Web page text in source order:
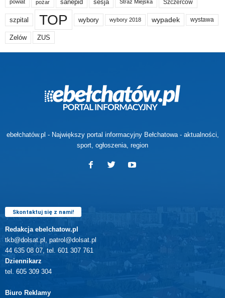
powiat pożar sanepid sesja Straż Miejska Szczerców
szpital TOP wybory wybory 2018 wypadek wystawa
Zelów ZUS
ebełchatów.pl - Największy portal informacyjny Bełchatowa - aktualności,
sport, ogłoszenia, region
Skontaktuj się z nami!
Redakcja ebelchatow.pl
tkb@dolsat.pl, patrol@dolsat.pl
44 635 08 07, tel. 601 307 761
Dziennikarz
tel. 605 309 304
Biuro Reklamy